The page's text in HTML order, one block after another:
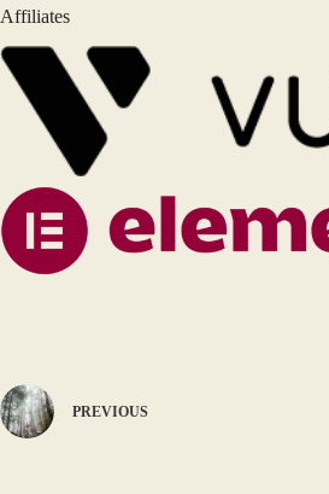
Affiliates
PREVIOUS